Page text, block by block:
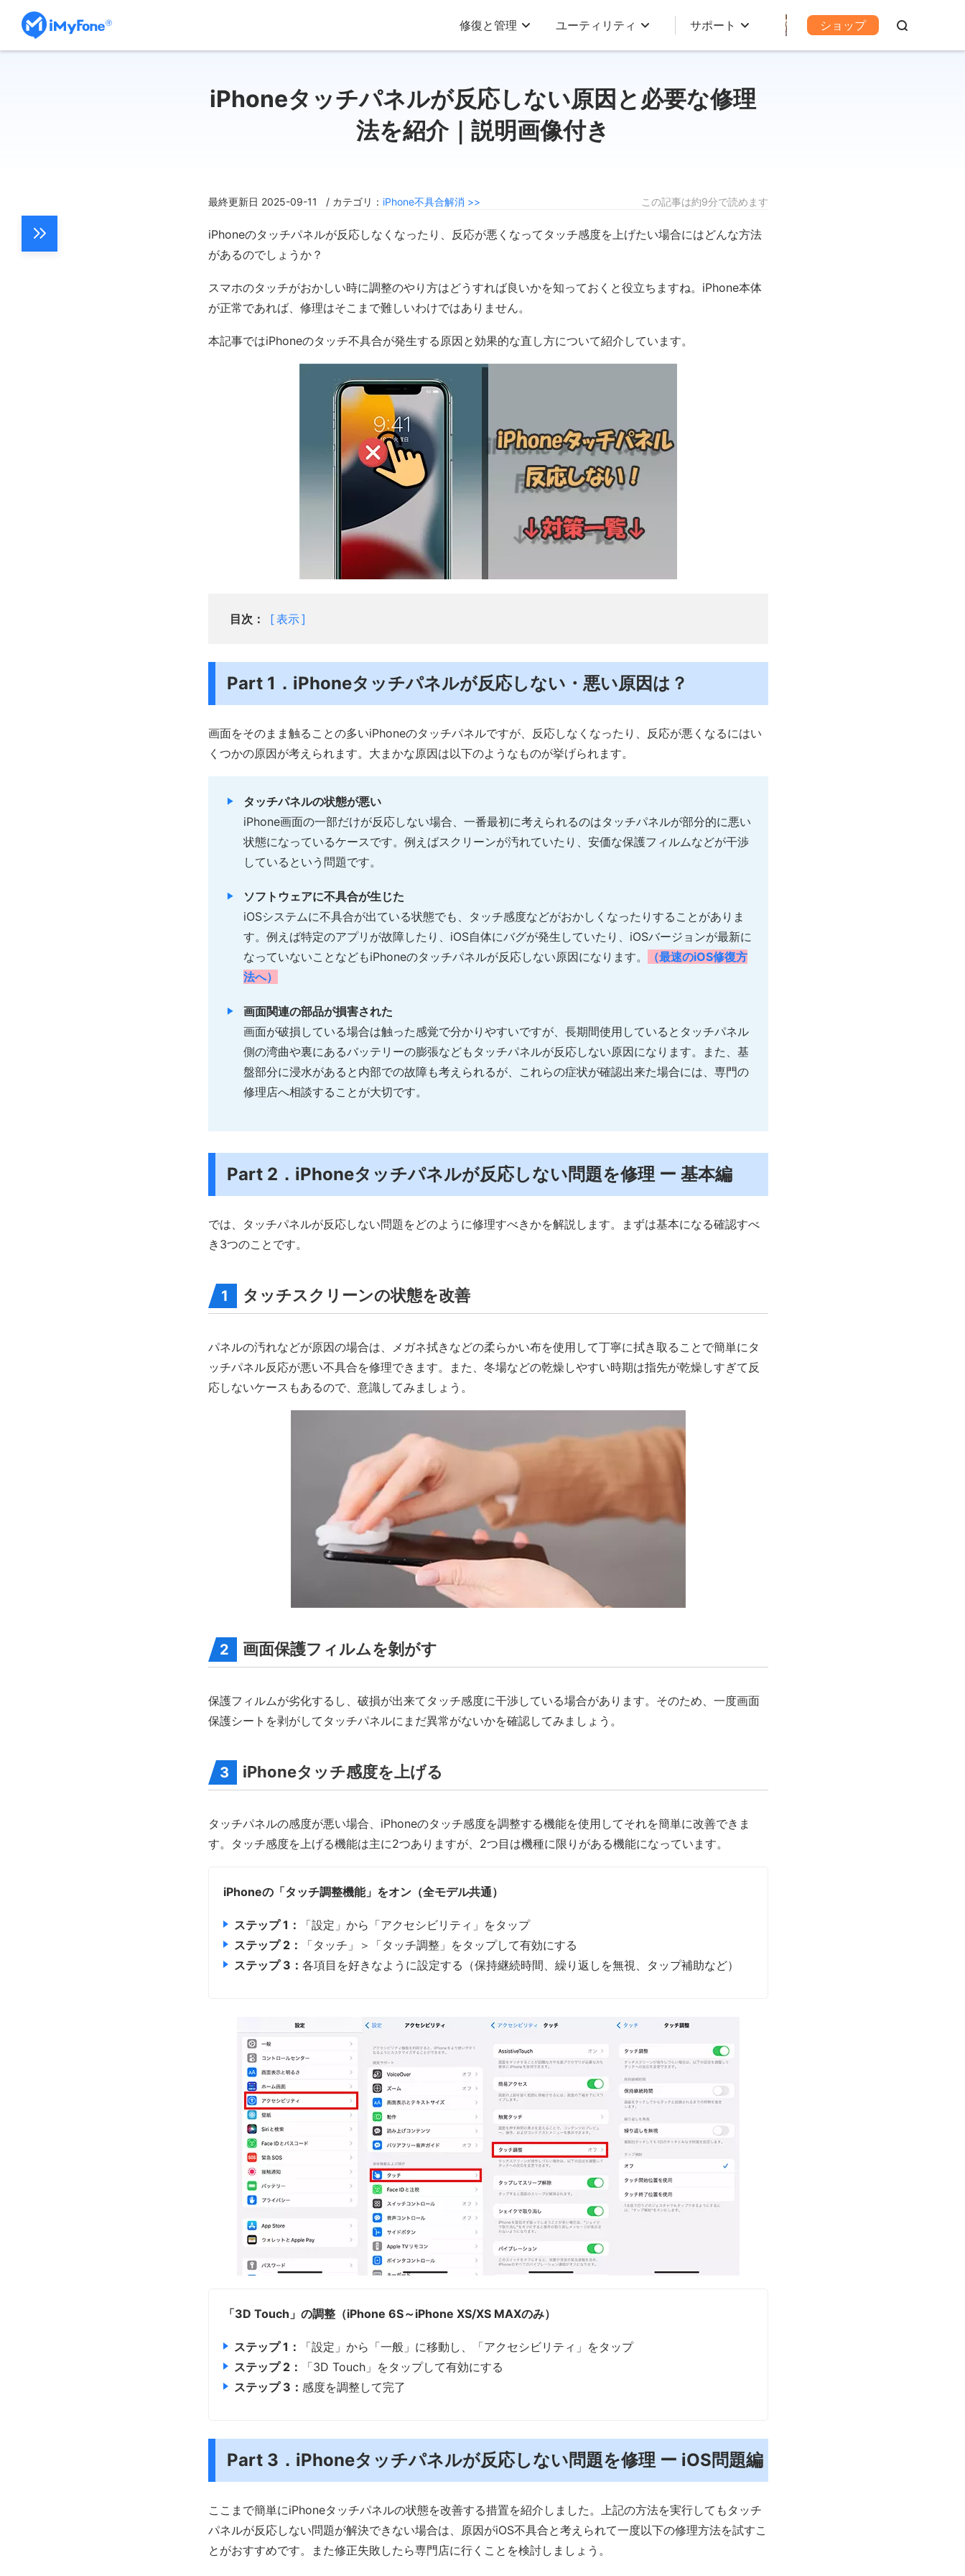
修復と管理 ユーティリティ サポート ショップ
iPhoneタッチパネルが反応しない原因と必要な修理
法を紹介｜説明画像付き
最終更新日 2025-09-11 / カテゴリ： iPhone不具合解消 >> この記事は約9分で読めます
iPhoneのタッチパネルが反応しなくなったり、反応が悪くなってタッチ感度を上げたい場合にはどんな方法
があるのでしょうか？
スマホのタッチがおかしい時に調整のやり方はどうすれば良いかを知っておくと役立ちますね。iPhone本体
が正常であれば、修理はそこまで難しいわけではありません。
本記事ではiPhoneのタッチ不具合が発生する原因と効果的な直し方について紹介しています。
目次： 表示
Part 1．iPhoneタッチパネルが反応しない・悪い原因は？
画面をそのまま触ることの多いiPhoneのタッチパネルですが、反応しなくなったり、反応が悪くなるにはい
くつかの原因が考えられます。大まかな原因は以下のようなものが挙げられます。
タッチパネルの状態が悪い
iPhone画面の一部だけが反応しない場合、一番最初に考えられるのはタッチパネルが部分的に悪い
状態になっているケースです。例えばスクリーンが汚れていたり、安価な保護フィルムなどが干渉
しているという問題です。
ソフトウェアに不具合が生じた
iOSシステムに不具合が出ている状態でも、タッチ感度などがおかしくなったりすることがありま
す。例えば特定のアプリが故障したり、iOS自体にバグが発生していたり、iOSバージョンが最新に
なっていないことなどもiPhoneのタッチパネルが反応しない原因になります。
（最速のiOS修復方
法へ）
画面関連の部品が損害された
画面が破損している場合は触った感覚で分かりやすいですが、長期間使用しているとタッチパネル
側の湾曲や裏にあるバッテリーの膨張などもタッチパネルが反応しない原因になります。また、基
盤部分に浸水があると内部での故障も考えられるが、これらの症状が確認出来た場合には、専門の
修理店へ相談することが大切です。
Part 2．iPhoneタッチパネルが反応しない問題を修理 ー 基本編
では、タッチパネルが反応しない問題をどのように修理すべきかを解説します。まずは基本になる確認すべ
き3つのことです。
1 タッチスクリーンの状態を改善
パネルの汚れなどが原因の場合は、メガネ拭きなどの柔らかい布を使用して丁寧に拭き取ることで簡単にタ
ッチパネル反応が悪い不具合を修理できます。また、冬場などの乾燥しやすい時期は指先が乾燥しすぎて反
応しないケースもあるので、意識してみましょう。
2 画面保護フィルムを剝がす
保護フィルムが劣化するし、破損が出来てタッチ感度に干渉している場合があります。そのため、一度画面
保護シートを剥がしてタッチパネルにまだ異常がないかを確認してみましょう。
3 iPhoneタッチ感度を上げる
タッチパネルの感度が悪い場合、iPhoneのタッチ感度を調整する機能を使用してそれを簡単に改善できま
す。タッチ感度を上げる機能は主に2つありますが、2つ目は機種に限りがある機能になっています。
iPhoneの「タッチ調整機能」をオン（全モデル共通）
ステップ 1：
「設定」から「アクセシビリティ」をタップ
ステップ 2：
「タッチ」＞「タッチ調整」をタップして有効にする
ステップ 3： 各項目を好きなように設定する（保持継続時間、繰り返しを無視、タップ補助など）
「3D Touch」の調整（iPhone 6S～iPhone XS/XS MAXのみ）
ステップ 1：
「設定」から「一般」に移動し、「アクセシビリティ」をタップ
ステップ 2：
「3D Touch」をタップして有効にする
ステップ 3： 感度を調整して完了
Part 3．iPhoneタッチパネルが反応しない問題を修理 ー iOS問題編
ここまで簡単にiPhoneタッチパネルの状態を改善する措置を紹介しました。上記の方法を実行してもタッチ
パネルが反応しない問題が解決できない場合は、原因がiOS不具合と考えられて一度以下の修理方法を試すこ
とがおすすめです。また修正失敗したら専門店に行くことを検討しましょう。